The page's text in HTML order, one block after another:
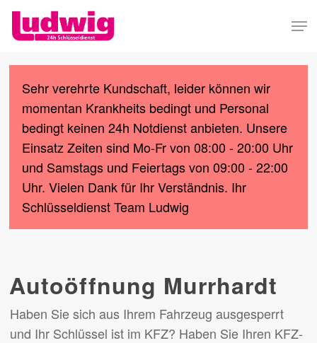
Skip
content
Sehr verehrte Kundschaft, leider können wir
momentan Krankheits bedingt und Personal
bedingt keinen 24h Notdienst anbieten. Unsere
Einsatz Zeiten sind Mo-Fr von 08:00 - 20:00 Uhr
und Samstags und Feiertags von 09:00 - 22:00
Uhr. Vielen Dank für Ihr Verständnis. Ihr
Schlüsseldienst Team Ludwig
Autoöffnung Murrhardt
Haben Sie sich aus Ihrem Fahrzeug ausgesperrt
und Ihr Schlüssel ist im KFZ? Haben Sie Ihren KFZ-
Menu